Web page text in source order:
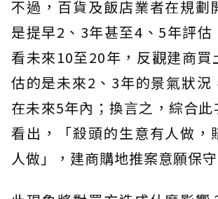
不過，百貨及飯店業者在規劃
是提早2、3年甚至4、5年評估
看未來10至20年，反觀建商買
估的是未來2、3年的景氣狀況
在未來5年內；換言之，綜合
看出，「殺頭的生意有人做，
人做」，建商購地推案意願保守